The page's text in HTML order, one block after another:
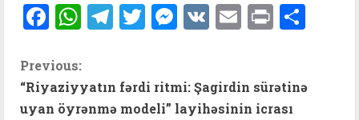
Facebook
WhatsApp
Telegram
Twitter
Messenger
VK Email
Print
C
o
Previous:
“Riyaziyyatın fərdi ritmi: Şagirdin sürətinə
uyan öyrənmə modeli” layihəsinin icrası